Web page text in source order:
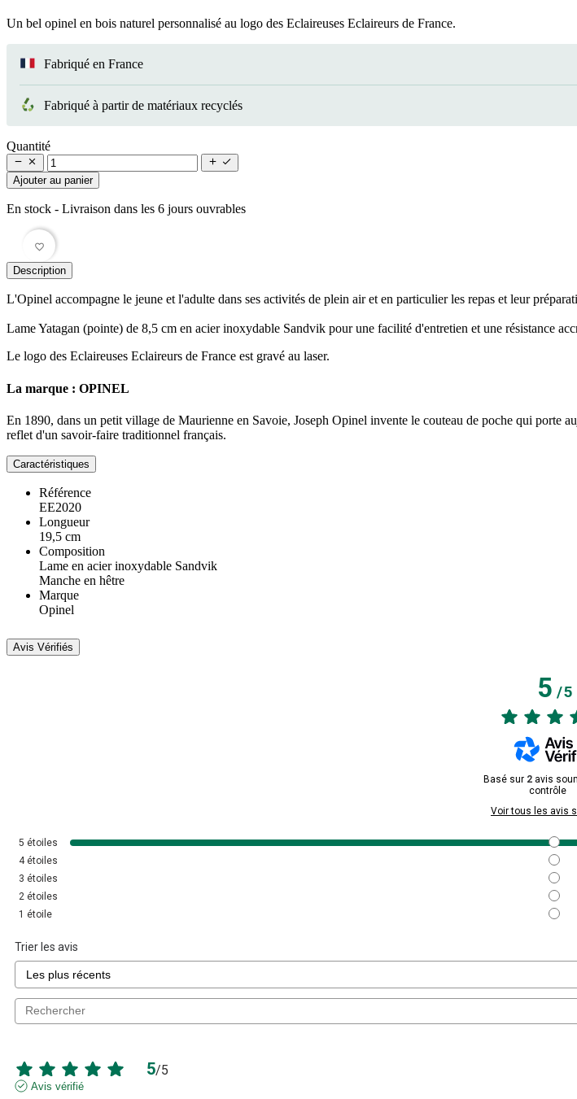
Un bel opinel en bois naturel personnalisé au logo des Eclaireuses Eclaireurs de France.
Fabriqué en France
Fabriqué à partir de matériaux recyclés
Quantité
   
Ajouter au panier
En stock - Livraison dans les 6 jours ouvrables
favorite_border
Description
L'Opinel accompagne le jeune et l'adulte dans ses activités de plein air et en particulier les repas et leur
Lame Yatagan (pointe) de 8,5 cm en acier inoxydable Sandvik pour une facilité d'entretien et une résistance
Le logo des Eclaireuses Eclaireurs de France est gravé au laser.
La marque : OPINEL
En 1890, dans un petit village de Maurienne en Savoie, Joseph Opinel invente le couteau de poche qui porte
reflet d'un savoir-faire traditionnel français.
Caractéristiques
Référence
EE2020
Longueur
19,5 cm
Composition
Lame en acier inoxydable Sandvik
Manche en hêtre
Marque
Opinel
Avis Vérifiés
5/5
Basé sur 2 avis
contrôle
Voir tous les avis
5 étoiles
4 étoiles
3 étoiles
2 étoiles
1 étoile
Trier les avis
5/5
Avis vérifié